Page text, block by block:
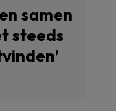
samen
steeds